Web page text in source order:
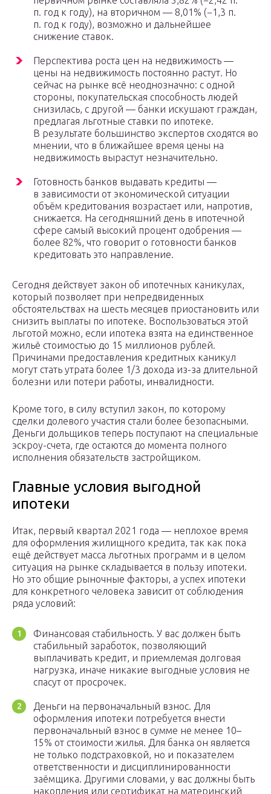
п. год к году), на вторичном — 8,01% (−1,3 п.
п. год к году), возможно и дальнейшее
снижение ставок.
Перспектива роста цен на недвижимость —
цены на недвижимость постоянно растут. Но
сейчас на рынке всё неоднозначно: с одной
стороны, покупательская способность людей
снизилась, с другой — банки искушают граждан,
предлагая льготные ставки по ипотеке.
В результате большинство экспертов сходятся во
мнении, что в ближайшее время цены на
недвижимость вырастут незначительно.
Готовность банков выдавать кредиты —
в зависимости от экономической ситуации
объём кредитования возрастает или, напротив,
снижается. На сегодняшний день в ипотечной
сфере самый высокий процент одобрения —
более 82%, что говорит о готовности банков
кредитовать это направление.
Сегодня действует закон об ипотечных каникулах,
который позволяет при непредвиденных
обстоятельствах на шесть месяцев приостановить или
снизить выплаты по ипотеке. Воспользоваться этой
льготой можно, если ипотека взята на единственное
жильё стоимостью до 15 миллионов рублей.
Причинами предоставления кредитных каникул
могут стать утрата более 1/3 дохода из-за длительной
болезни или потери работы, инвалидности.
Кроме того, в силу вступил закон, по которому
сделки долевого участия стали более безопасными.
Деньги дольщиков теперь поступают на специальные
эскроу-счета, где остаются до момента полного
исполнения обязательств застройщиком.
Главные условия выгодной
ипотеки
Итак, первый квартал 2021 года — неплохое время
для оформления жилищного кредита, так как пока
ещё действует масса льготных программ и в целом
ситуация на рынке складывается в пользу ипотеки.
Но это общие рыночные факторы, а успех ипотеки
для конкретного человека зависит от соблюдения
ряда условий:
Финансовая стабильность. У вас должен быть
стабильный заработок, позволяющий
выплачивать кредит, и приемлемая долговая
нагрузка, иначе никакие выгодные условия не
спасут от просрочек.
Деньги на первоначальный взнос. Для
оформления ипотеки потребуется внести
первоначальный взнос в сумме не менее 10–
15% от стоимости жилья. Для банка он является
не только подстраховкой, но и показателем
ответственности и дисциплинированности
заёмщика. Другими словами, у вас должны быть
накопления или сертификат на материнский